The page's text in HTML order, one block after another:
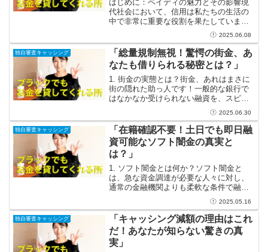
はじめに：ペイディの魅力とその影響現
代社会において、信用は私たちの生活の
中で非常に重要な役割を果たしていま
す。特に金融商品やサービスの利用にお
いては、信用に基づいて様々な選択が可
能になります。その中でも「ペイディ」
という決済サービスは、全く...
2025.06.08
独自審査キャッシング
「総量規制無視！驚愕の街金、あ
なたも借りられる秘密とは？」
1. 街金の実態とは？街金、あれはまさに
街の隠れた助っ人です！一般的な銀行で
はなかなか受けられない融資を、スピー
ディーに、そして柔軟に受けられるのが
街金の魅力。特に急な出費や、思いがけ
ないトラブルに直面したとき、街金があ
なたを救ってくれる存...
2025.06.30
独自審査キャッシング
「在籍確認不要！土日でも即日融
資可能なソフト闇金の真実と
は？」
1. ソフト闇金とは何か？ソフト闇金と
は、急な資金調達が必要な人々に対し、
通常の金融機関よりも柔軟な条件で融資
を行う業者です。「在籍確認不要！」や
「土日でも即日融資可能」といったフレ
ーズは、まさに困った時の頼れる味方！
急な出費や生活費のピン...
2025.05.16
独自審査キャッシング
「キャッシング減額の理由はこれ
だ！あなたが知らない驚きの真
実」